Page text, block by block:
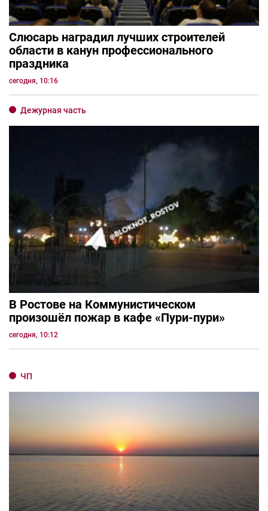
Слюсарь наградил лучших строителей
области в канун профессионального
праздника
сегодня, 10:16
Дежурная часть
В Ростове на Коммунистическом
произошёл пожар в кафе «Пури-пури»
сегодня, 10:12
ЧП